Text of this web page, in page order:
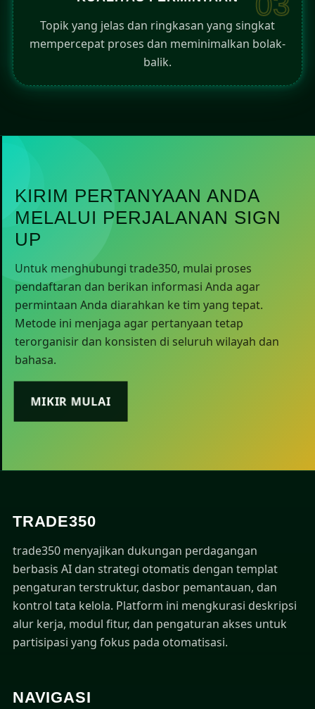
Topik yang jelas dan ringkasan yang singkat
mempercepat proses dan meminimalkan bolak-
balik.
KIRIM PERTANYAAN ANDA
MELALUI PERJALANAN SIGN
UP
Untuk menghubungi trade350, mulai proses
pendaftaran dan berikan informasi Anda agar
permintaan Anda diarahkan ke tim yang tepat.
Metode ini menjaga agar pertanyaan tetap
terorganisir dan konsisten di seluruh wilayah dan
bahasa.
MIKIR MULAI
TRADE350
trade350 menyajikan dukungan perdagangan
berbasis AI dan strategi otomatis dengan templat
pengaturan terstruktur, dasbor pemantauan, dan
kontrol tata kelola. Platform ini mengkurasi deskripsi
alur kerja, modul fitur, dan pengaturan akses untuk
partisipasi yang fokus pada otomatisasi.
NAVIGASI